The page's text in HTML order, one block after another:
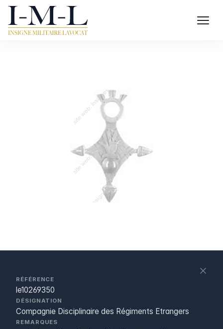
RÉFÉRENCE
le10269350
DÉSIGNATION
Compagnie Disciplinaire des Régiments Etrangers
REMARQUES